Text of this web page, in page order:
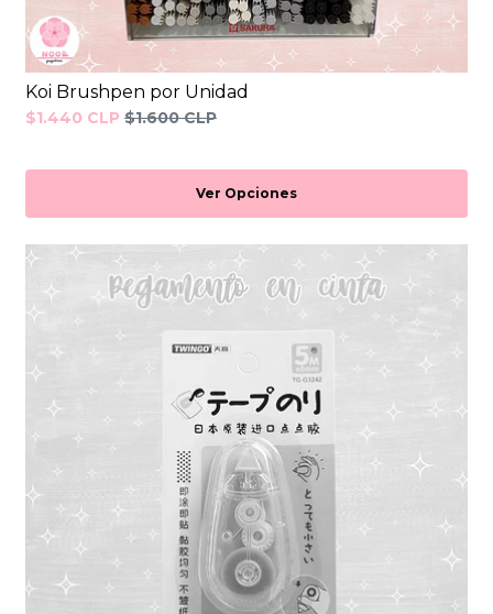
Koi Brushpen por Unidad
$1.440 CLP $1.600 CLP
Ver Opciones